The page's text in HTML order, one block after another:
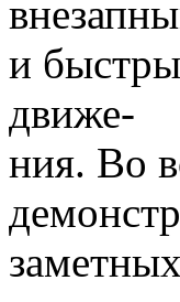
и
движе-
ния. Во